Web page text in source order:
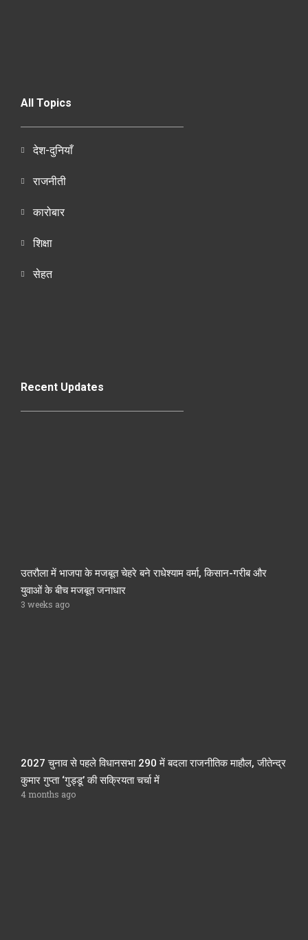
All Topics
देश-दुनियाँ
राजनीती
कारोबार
शिक्षा
सेहत
Recent Updates
उतरौला में भाजपा के मजबूत चेहरे बने राधेश्याम वर्मा, किसान-गरीब और
युवाओं के बीच मजबूत जनाधार
3 weeks ago
2027 चुनाव से पहले विधानसभा 290 में बदला राजनीतिक माहौल, जीतेन्द्र
कुमार गुप्ता ‘गुड्डू’ की सक्रियता चर्चा में
4 months ago